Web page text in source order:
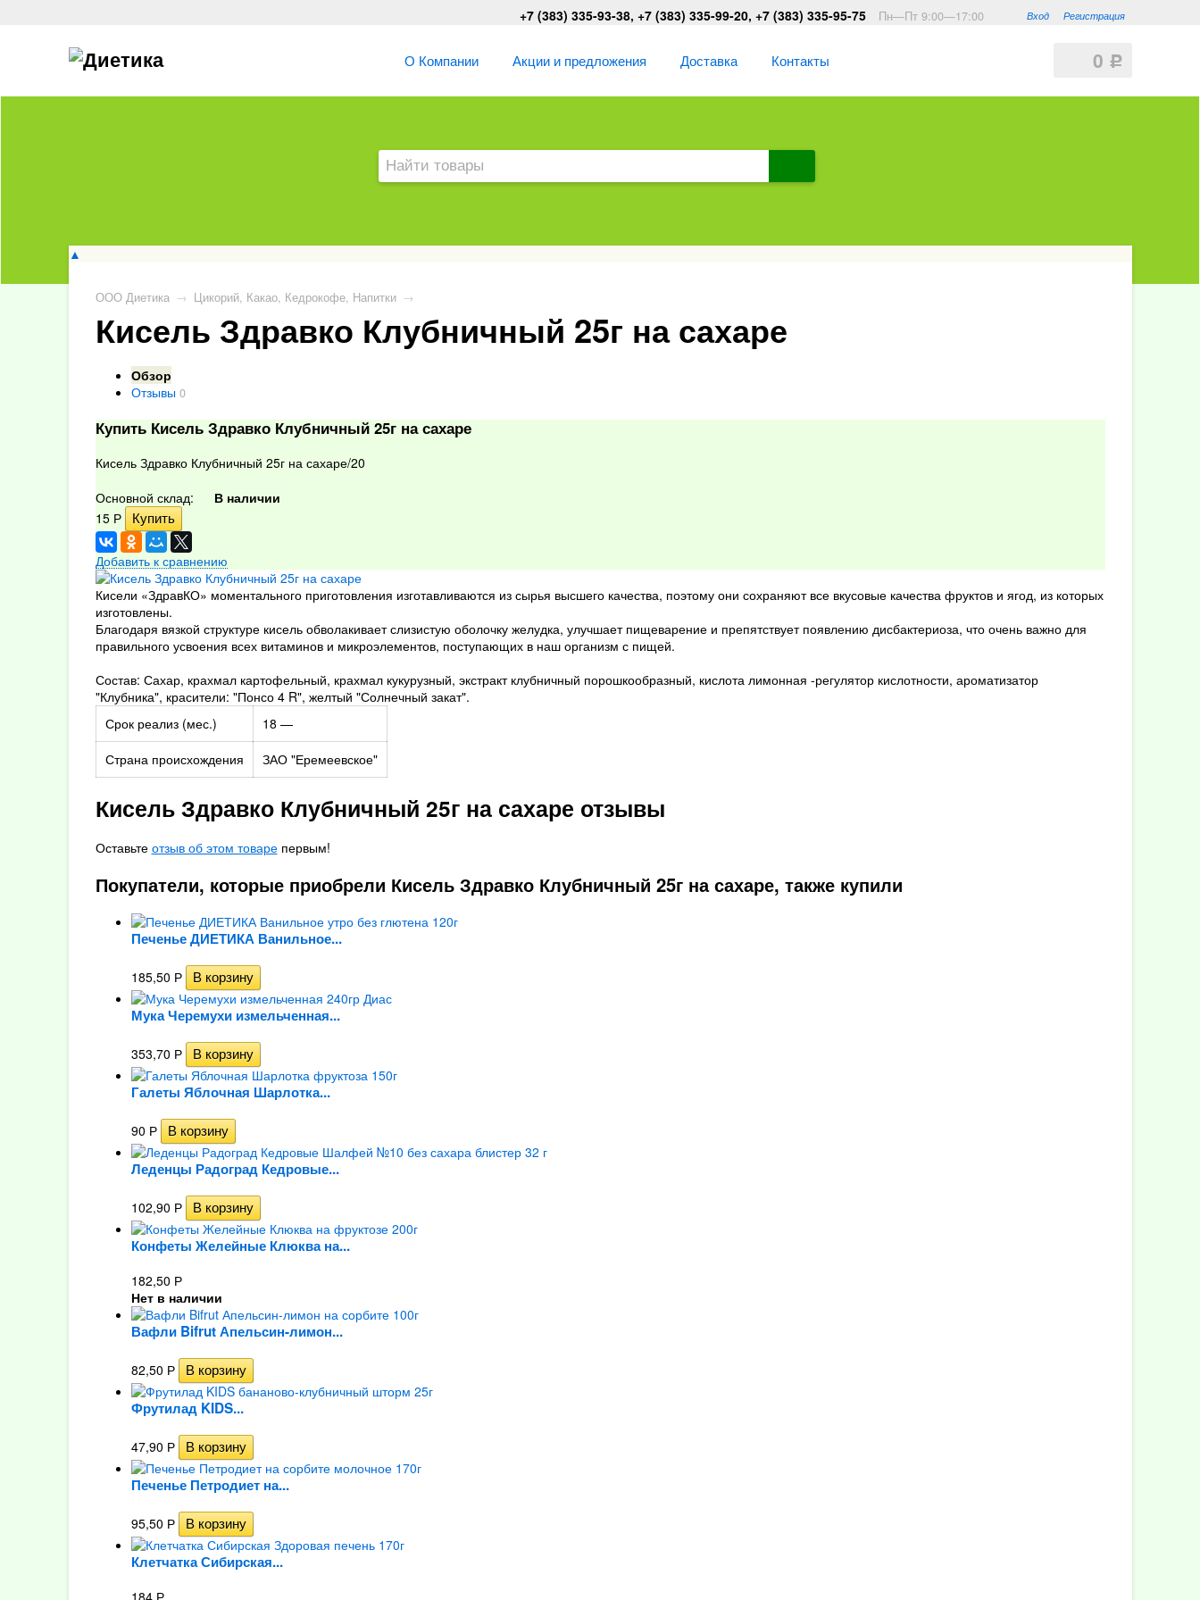
Вход Регистрация
+7 (383) 335-93-38, +7 (383) 335-99-20, +7 (383) 335-95-75 Пн—Пт 9:00—17:00
0 Р
О Компании Акции и предложения Доставка Контакты
▲
ООО Диетика → Цикорий, Какао, Кедрокофе, Напитки →
Кисель Здравко Клубничный 25г на сахаре
Обзор
Отзывы 0
Купить Кисель Здравко Клубничный 25г на сахаре
Кисель Здравко Клубничный 25г на сахаре/20
Основной склад:
В наличии
15 Р
Добавить к сравнению
Кисели «ЗдравКО» моментального приготовления изготавливаются из сырья высшего качества, поэтому они сохраняют все вкусовые качества фруктов и ягод, из которых
изготовлены.
Благодаря вязкой структуре кисель обволакивает слизистую оболочку желудка, улучшает пищеварение и препятствует появлению дисбактериоза, что очень важно для
правильного усвоения всех витаминов и микроэлементов, поступающих в наш организм с пищей.
Состав: Сахар, крахмал картофельный, крахмал кукурузный, экстракт клубничный порошкообразный, кислота лимонная -регулятор кислотности, ароматизатор
"Клубника", красители: "Понсо 4 R", желтый "Солнечный закат".
Срок реализ (мес.)
18 —
Страна происхождения
ЗАО "Еремеевское"
Кисель Здравко Клубничный 25г на сахаре отзывы
Оставьте отзыв об этом товарепервым!
Покупатели, которые приобрели Кисель Здравко Клубничный 25г на сахаре, также купили
Печенье ДИЕТИКА Ванильное...
185,50 Р
Мука Черемухи измельченная...
353,70 Р
Галеты Яблочная Шарлотка...
90 Р
Леденцы Радоград Кедровые...
102,90 Р
Конфеты Желейные Клюква на...
182,50 Р
Нет в наличии
Вафли Bifrut Апельсин-лимон...
82,50 Р
Фрутилад KIDS...
47,90 Р
Печенье Петродиет на...
95,50 Р
Клетчатка Сибирская...
184